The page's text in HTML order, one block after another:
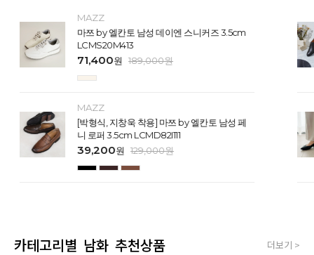
MAZZ
마쯔 by 엘칸토 남성 데이엔 스니커즈 3.5cm
LCMS20M413
71,400원 189,000원
MAZZ
[박형식, 지창욱 착용] 마쯔 by 엘칸토 남성 페
니 로퍼 3.5cm LCMD82I111
39,200원 129,000원
카테고리별 남화 추천상품 더보기 >